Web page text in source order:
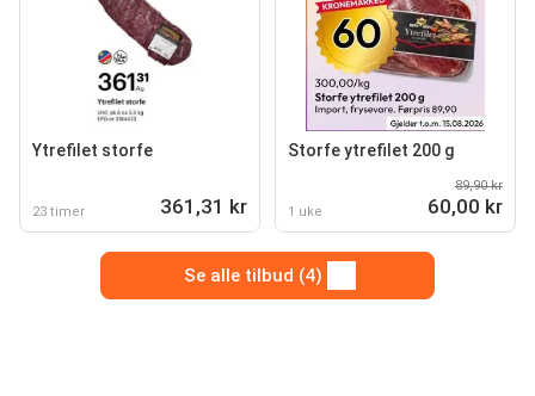
Ytrefilet storfe
23 timer 361,31 kr
Storfe ytrefilet 200 g
1 uke
89,90 kr
60,00 kr
Se alle tilbud (4)